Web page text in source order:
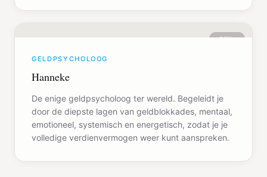
Offline
GELDPSYCHOLOOG
Hanneke
De enige geldpsycholoog ter wereld. Begeleidt je
door de diepste lagen van geldblokkades, mentaal,
emotioneel, systemisch en energetisch, zodat je je
volledige verdienvermogen weer kunt aanspreken.